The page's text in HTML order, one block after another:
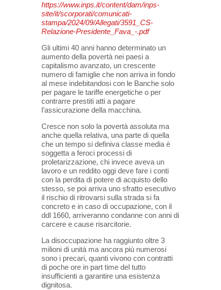
https://www.inps.it/content/dam/inps-
site/it/scorporati/comunicati-
stampa/2024/09/Allegati/3591_CS-
Relazione-Presidente_Fava_-.pdf
Gli ultimi 40 anni hanno determinato un
aumento della povertà nei paesi a
capitalismo avanzato, un crescente
numero di famiglie che non arriva in fondo
al mese indebitandosi con le Banche solo
per pagare le tariffe energetiche o per
contrarre prestiti atti a pagare
l’assicurazione della macchina.
Cresce non solo la povertà assoluta ma
anche quella relativa, una parte di quella
che un tempo si definiva classe media è
soggetta a feroci processi di
proletarizzazione, chi invece aveva un
lavoro e un reddito oggi deve fare i conti
con la perdita di potere di acquisto dello
stesso, se poi arriva uno sfratto esecutivo
il rischio di ritrovarsi sulla strada si fa
concreto e in caso di occupazione, con il
ddl 1660, arriveranno condanne con anni di
carcere e cause risarcitorie.
La disoccupazione ha raggiunto oltre 3
milioni di unità ma ancora più numerosi
sono i precari, quanti vivono con contratti
di poche ore in part time del tutto
insufficienti a garantire una esistenza
dignitosa.